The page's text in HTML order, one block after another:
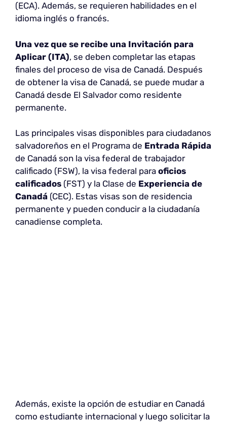
(ECA). Además, se requieren habilidades en el
idioma inglés o francés.
Una vez que se recibe una Invitación para
Aplicar (ITA), se deben completar las etapas
finales del proceso de visa de Canadá. Después
de obtener la visa de Canadá, se puede mudar a
Canadá desde El Salvador como residente
permanente.
Las principales visas disponibles para ciudadanos
salvadoreños en el Programa de Entrada Rápida
de Canadá son la visa federal de trabajador
calificado (FSW), la visa federal para oficios
calificados (FST) y la Clase de Experiencia de
Canadá (CEC). Estas visas son de residencia
permanente y pueden conducir a la ciudadanía
canadiense completa.
Además, existe la opción de estudiar en Canadá
como estudiante internacional y luego solicitar la